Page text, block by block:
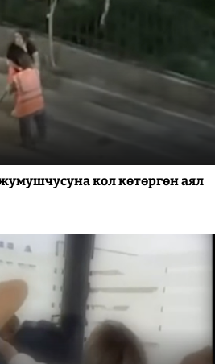
кол көтөргөн аял